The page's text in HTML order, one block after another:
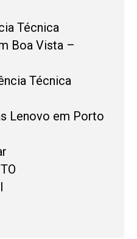
Técnica
Boa Vista –
Técnica
Lenovo em Porto